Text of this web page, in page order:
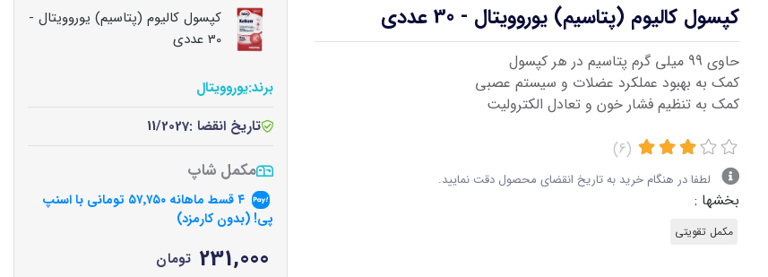
کپسول کالیوم (پتاسیم) یوروویتال - 30 عددی
حاوی 99 میلی گرم پتاسیم در هر کپسول
کمک به بهبود عملکرد عضلات و سیستم عصبی
کمک به تنظیم فشار خون و تعادل الکترولیت
(6)
لطفا در هنگام خرید به تاریخ انقضای محصول دقت نمایید.
بخشها :
مکمل تقویتی
کپسول کالیوم (پتاسیم) یوروویتال -
30 عددی
برند:یوروویتال
تاریخ انقضا :11/2027
مکمل شاپ
۵۷٬۷۵۰ تومانی با اسنپ
پی! (بدون کارمزد)
231,000 تومان